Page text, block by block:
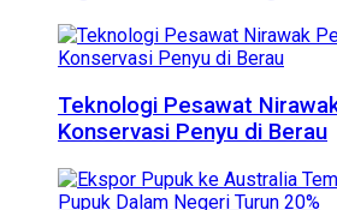
Teknologi Pesawat
Konservasi Penyu di Berau